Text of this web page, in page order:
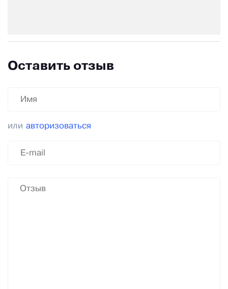
Оставить отзыв
или авторизоваться